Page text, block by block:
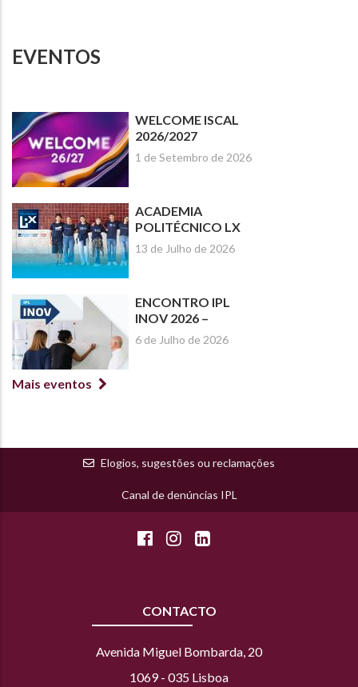
EVENTOS
WELCOME ISCAL
2026/2027
1 de Setembro de 2026
ACADEMIA
POLITÉCNICO LX
2026
13 de Julho de 2026
ENCONTRO IPL
INOV 2026 –
PRÁTICAS
6 de Julho de 2026
Mais eventos
Elogios, sugestões ou reclamações
Canal de denúncias IPL
CONTACTO
Avenida Miguel Bombarda, 20
1069 - 035 Lisboa